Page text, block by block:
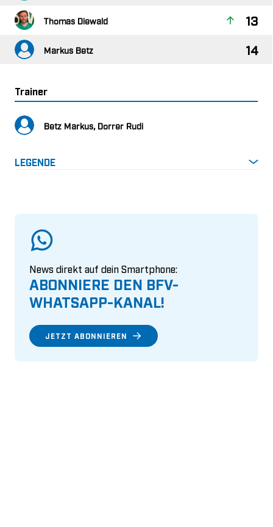
  
  
Trainer
   
LEGENDE
ABONNIERE DEN BFV-
WHATSAPP-KANAL!
News direkt auf dein Smartphone:
JETZT ABONNIEREN